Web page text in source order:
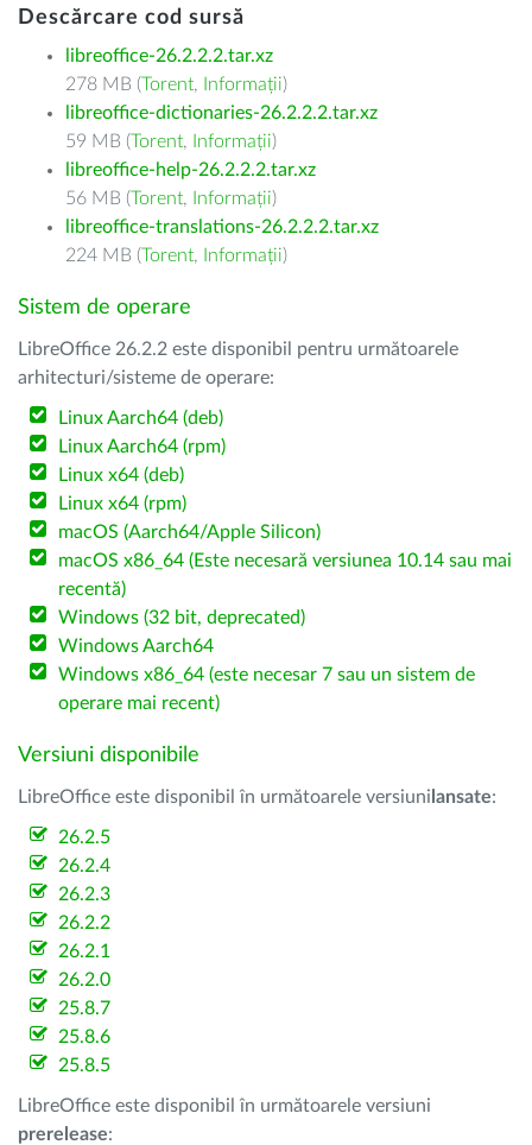
Descărcare cod sursă
libreoffice-26.2.2.2.tar.xz
278 MB (Torent, Informații)
libreoffice-dictionaries-26.2.2.2.tar.xz
59 MB (Torent, Informații)
libreoffice-help-26.2.2.2.tar.xz
56 MB (Torent, Informații)
libreoffice-translations-26.2.2.2.tar.xz
224 MB (Torent, Informații)
Sistem de operare
LibreOffice 26.2.2 este disponibil pentru următoarele
arhitecturi/sisteme de operare:
Linux Aarch64 (deb)
Linux Aarch64 (rpm)
Linux x64 (deb)
Linux x64 (rpm)
macOS (Aarch64/Apple Silicon)
macOS x86_64 (Este necesară versiunea 10.14 sau mai
recentă)
Windows (32 bit, deprecated)
Windows Aarch64
Windows x86_64 (este necesar 7 sau un sistem de
operare mai recent)
Versiuni disponibile
LibreOffice este disponibil în următoarele versiuni lansate:
26.2.5
26.2.4
26.2.3
26.2.2
26.2.1
26.2.0
25.8.7
25.8.6
25.8.5
LibreOffice este disponibil în următoarele versiuni
prerelease: